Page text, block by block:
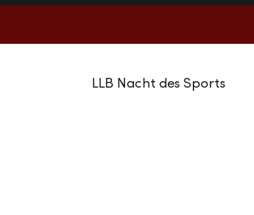
LLB Nacht des Sports